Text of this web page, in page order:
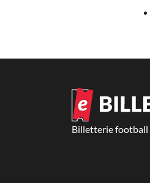
Billetterie football